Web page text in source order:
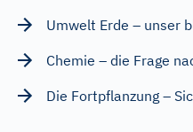
Umwelt Erde – unser
Chemie – die Frage
Die Fortpflanzung –